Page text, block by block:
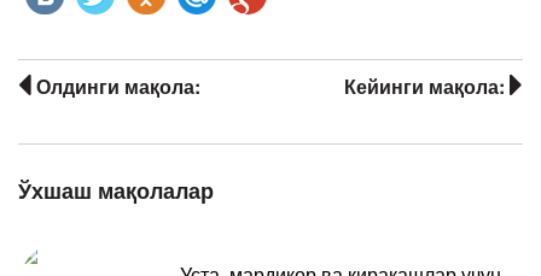
Кейинги мақола:
Олдинги мақола:
Ўхшаш мақолалар